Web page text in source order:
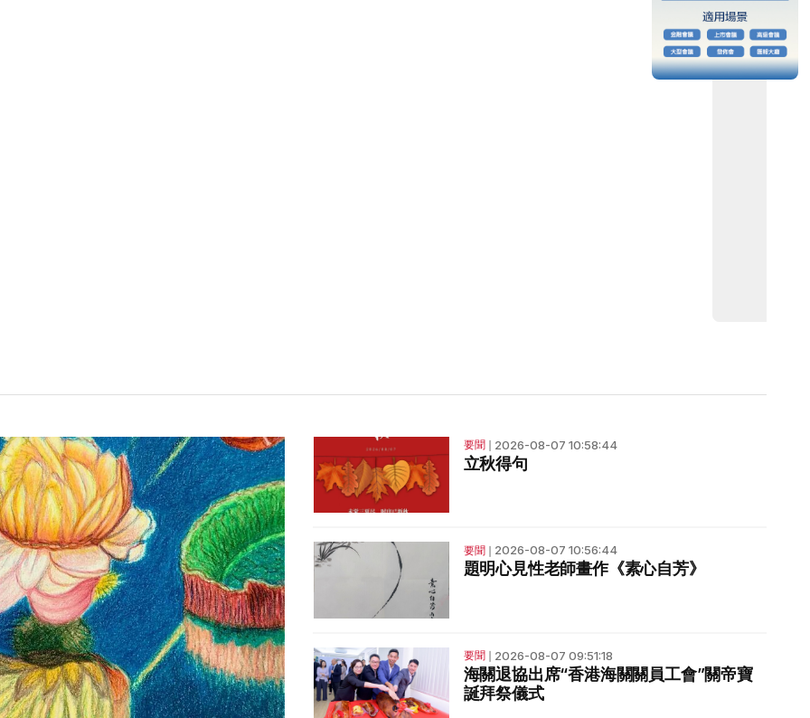
要聞 ❘ 2026-08-07 10:58:44
立秋得句
要聞 ❘ 2026-08-07 10:56:44
題明心見性老師畫作《素心自芳》
要聞 ❘ 2026-08-07 09:51:18
海關退協出席“香港海關關員工會”關帝寶
誕拜祭儀式